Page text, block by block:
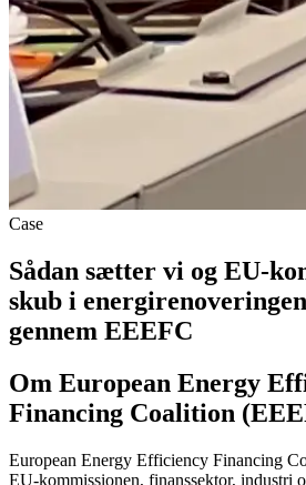
Case
Sådan sætter vi og EU-
skub i
gennem EEEFC
Om European Energy
Financing Coalition
European Energy Efficiency Financing
EU-kommissionen, finanssektor, industri